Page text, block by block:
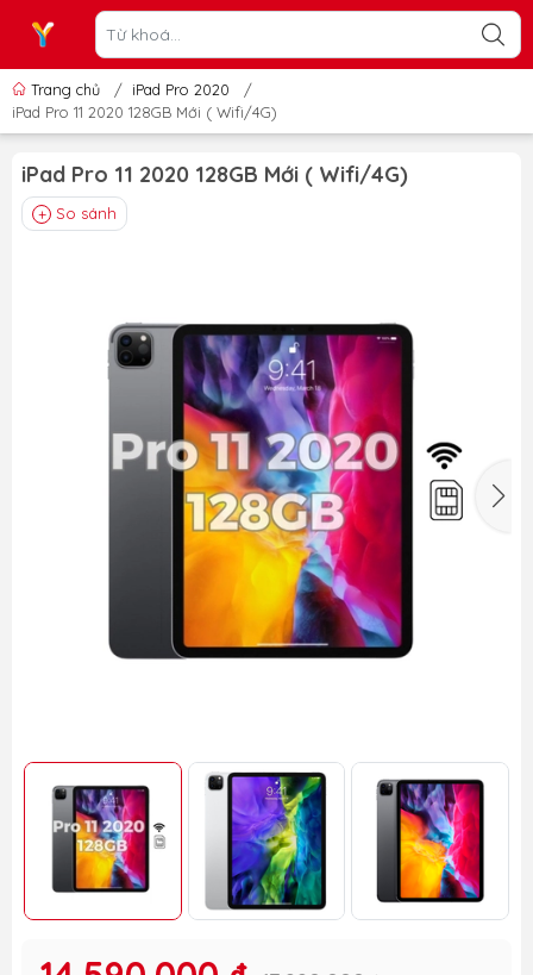
Trang chủ / iPad Pro 2020
/
iPad Pro 11 2020 128GB Mới ( Wifi/4G)
iPad Pro 11 2020 128GB Mới ( Wifi/4G)
So sánh